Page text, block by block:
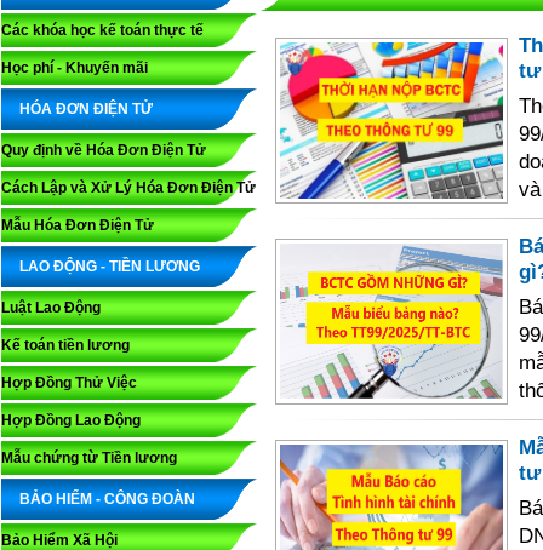
Các khóa học kế toán thực tế
Học phí - Khuyến mãi
HÓA ĐƠN ĐIỆN TỬ
Quy định về Hóa Đơn Điện Tử
Cách Lập và Xử Lý Hóa Đơn Điện Tử
Mẫu Hóa Đơn Điện Tử
LAO ĐỘNG - TIỀN LƯƠNG
Luật Lao Động
Kế toán tiền lương
Hợp Đồng Thử Việc
Hợp Đồng Lao Động
Mẫu chứng từ Tiền lương
BẢO HIỂM - CÔNG ĐOÀN
Bảo Hiểm Xã Hội
tư
tư